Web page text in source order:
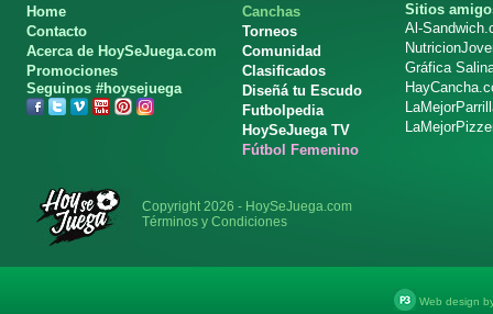
Home
Contacto
Acerca de HoySeJuega.com
Promociones
Seguinos #hoysejuega
Canchas
Torneos
Comunidad
Clasificados
Diseñá tu Escudo
Futbolpedia
HoySeJuega TV
Fútbol Femenino
Sitios
Al-
Gráfica
Copyright 2026 - HoySeJuega.com
Términos y Condiciones
Web design